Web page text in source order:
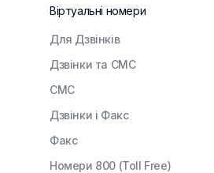
Віртуальні номери
Для Дзвінків
Дзвінки та СМС
СМС
Дзвінки і Факс
Факс
Номери 800 (Toll Free)